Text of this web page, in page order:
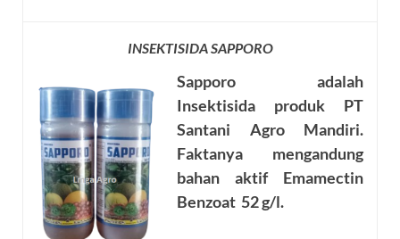
INSEKTISIDA SAPPORO
Sapporo adalah
Insektisida produk PT
Santani Agro Mandiri.
Faktanya mengandung
bahan aktif Emamectin
Benzoat 52 g/l.